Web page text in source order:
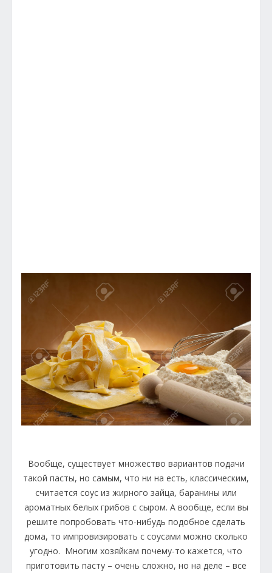
Вообще, существует множество вариантов подачи
такой пасты, но самым, что ни на есть, классическим,
считается соус из жирного зайца, баранины или
ароматных белых грибов с сыром. А вообще, если вы
решите попробовать что-нибудь подобное сделать
дома, то импровизировать с соусами можно сколько
угодно. Многим хозяйкам почему-то кажется, что
приготовить пасту – очень сложно, но на деле – все